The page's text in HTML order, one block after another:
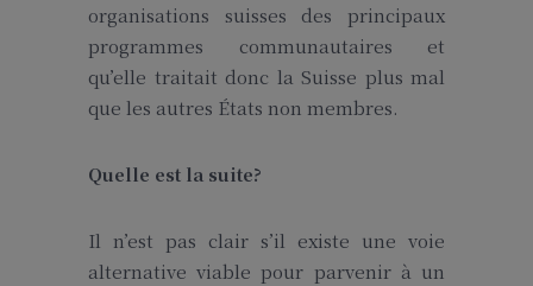
organisations suisses des principaux
programmes communautaires et
qu’elle traitait donc la Suisse plus mal
que les autres États non membres.
Quelle est la suite?
Il n’est pas clair s’il existe une voie
alternative viable pour parvenir à un